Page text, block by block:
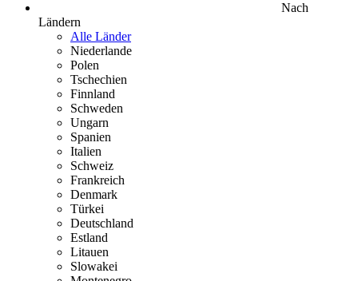
Nach
Ländern
Alle Länder
Niederlande
Polen
Tschechien
Finnland
Schweden
Ungarn
Spanien
Italien
Schweiz
Frankreich
Denmark
Türkei
Deutschland
Estland
Litauen
Slowakei